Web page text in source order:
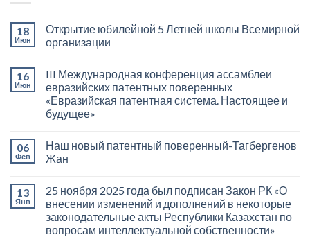
18
Июн
Открытие юбилейной 5 Летней школы Всемирной
организации
16
Июн
III Международная конференция ассамблеи
евразийских патентных поверенных
«Евразийская патентная система. Настоящее и
будущее»
06
Фев
Наш новый патентный поверенный-Тагбергенов
Жан
13
Янв
25 ноября 2025 года был подписан Закон РК «О
внесении изменений и дополнений в некоторые
законодательные акты Республики Казахстан по
вопросам интеллектуальной собственности»